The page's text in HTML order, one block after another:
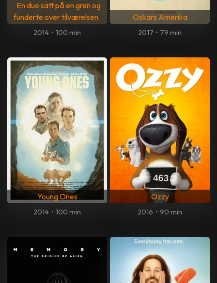
En due satt på en gren og
funderte over tilværelsen
2014 • 100 min
Oskars Amerika
2017 • 79 min
Young Ones
2014 • 100 min
Ozzy
2016 • 90 min